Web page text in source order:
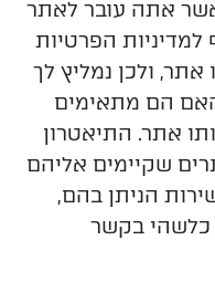
אתה עובר לאתר
הפרטיות
ולכן נמליץ לך
האם הם מתאימים
אתר. התיאטרון
שקיימים אליהם
הניתן בהם,
כלשהי בקשר